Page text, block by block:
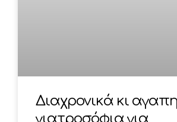
Διαχρονικά κι
γιατροσόφια για